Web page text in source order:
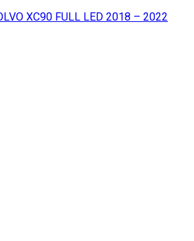
XC90 FULL LED 2018 – 2022